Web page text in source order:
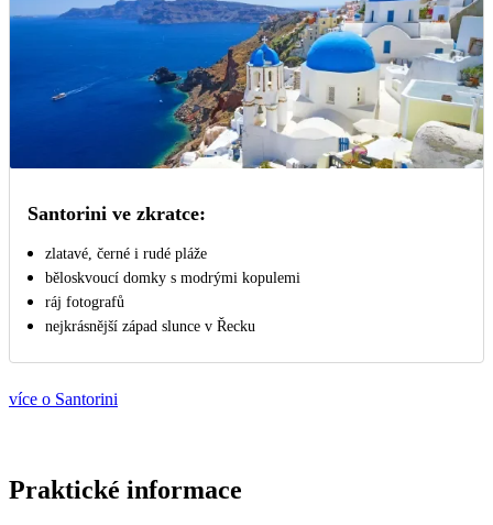
Santorini ve zkratce:
zlatavé, černé i rudé pláže
běloskvoucí domky s modrými kopulemi
ráj fotografů
nejkrásnější západ slunce v Řecku
více o Santorini
Praktické informace